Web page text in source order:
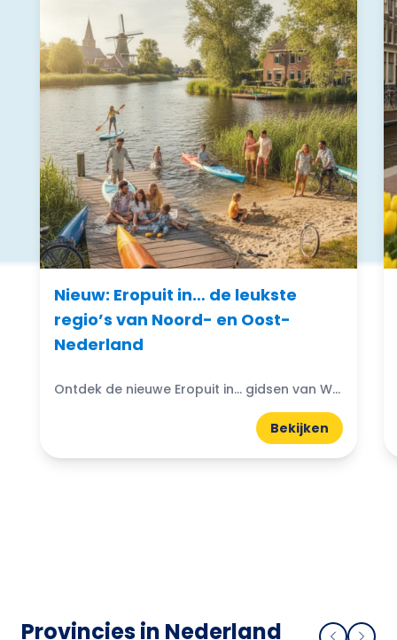
Nieuw: Eropuit in… de leukste
regio’s van Noord- en Oost-
Nederland
Ontdek de nieuwe Eropuit in... gidsen van WattedoenVandaag. Compacte A5-gidsen boordevol uitjes, natuur, horeca en tips uit de regio.
Bekijken
Provincies in Nederland